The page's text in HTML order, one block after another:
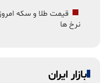
نرخ ها
بازار ایران